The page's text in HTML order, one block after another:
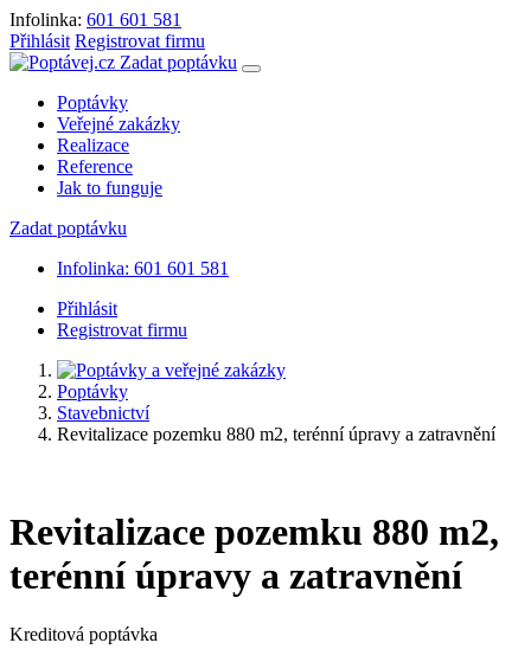
Infolinka: 601 601 581
Přihlásit Registrovat firmu
Zadat poptávku
Poptávky
Veřejné zakázky
Realizace
Reference
Jak to funguje
Zadat poptávku
Infolinka: 601 601 581
Přihlásit
Registrovat firmu
Poptávky
Stavebnictví
Revitalizace pozemku 880 m2, terénní úpravy a zatravnění
Revitalizace pozemku 880 m2,
terénní úpravy a zatravnění
Kreditová poptávka